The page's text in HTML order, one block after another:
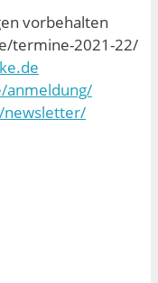
vorbehalten
termine-2021-22/
anmeldung/
newsletter/